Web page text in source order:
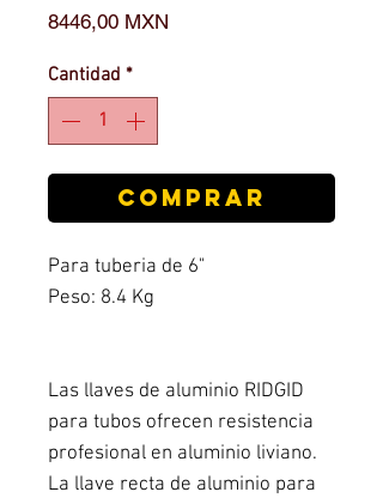
8446,00 MXN
Cantidad *
COMPRAR
Para tuberia de 6"
Peso: 8.4 Kg
Las llaves de aluminio RIDGID
para tubos ofrecen resistencia
profesional en aluminio liviano.
La llave recta de aluminio para